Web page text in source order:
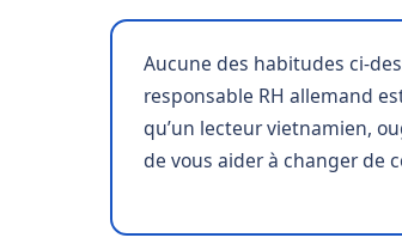
Aucune des habitudes ci-
responsable RH allemand
qu’un lecteur vietnamien,
de vous aider à changer de